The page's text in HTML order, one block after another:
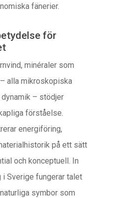
fänerier.
för
minéraler som
alla mikroskopiska
– stödjer
förståelse.
energiföring,
på ett sätt
och konceptuell. In
Sverige fungerar talet
symbor som